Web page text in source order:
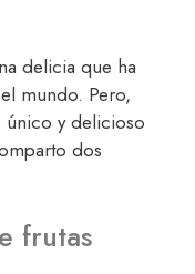
delicia que ha
mundo. Pero,
único y delicioso
dos
frutas